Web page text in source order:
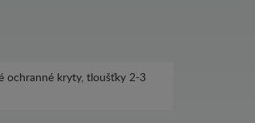
ochranné kryty, tloušťky 2-3